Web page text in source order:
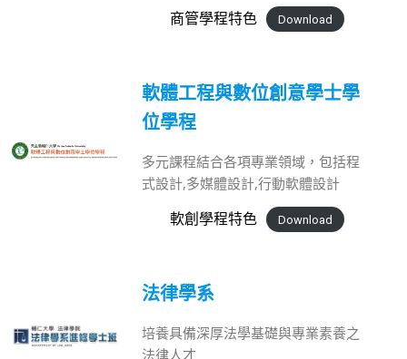
商管學程特色 Download
軟體工程與數位創意學士學
位學程
多元課程結合各項專業領域，包括程
式設計,多媒體設計,行動軟體設計
軟創學程特色 Download
法律學系
培養具備深厚法學基礎與專業素養之
法律人才